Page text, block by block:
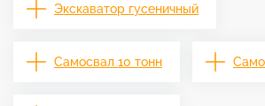
Экскаватор гусеничный
Самосвал 10 тонн